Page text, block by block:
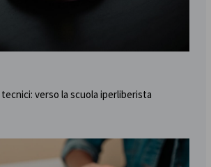
verso la scuola iperliberista